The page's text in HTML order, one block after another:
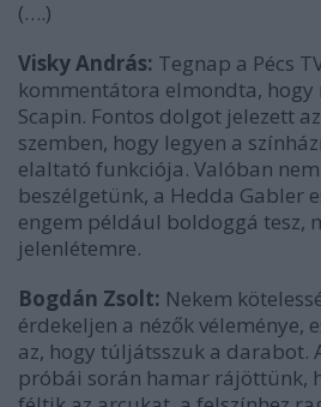
(….)
Visky András: Tegnap a Pécs
kommentátora elmondta, hogy
Scapin. Fontos dolgot jelezett
szemben, hogy legyen a
elaltató funkciója. Valóban
beszélgetünk, a Hedda Gabler
engem például boldoggá tesz,
jelenlétemre.
Bogdán Zsolt: Nekem
érdekeljen a nézők véleménye,
az, hogy túljátsszuk a darabot.
próbái során hamar rájöttünk,